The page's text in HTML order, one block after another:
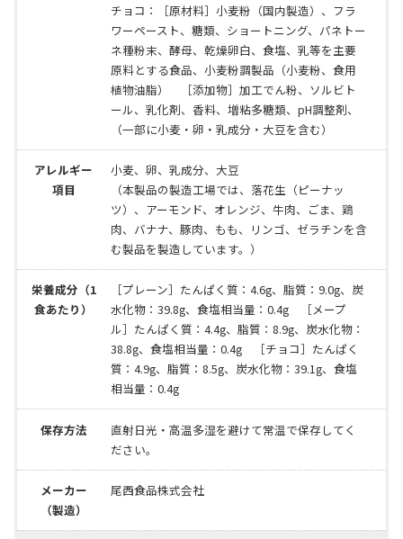
チョコ：［原材料］小麦粉（国内製造）、フラ
ワーペースト、糖類、ショートニング、パネトー
ネ種粉末、酵母、乾燥卵白、食塩、乳等を主要
原料とする食品、小麦粉調製品（小麦粉、食用
植物油脂） ［添加物］加工でん粉、ソルビト
ール、乳化剤、香料、増粘多糖類、pH調整剤、
（一部に小麦・卵・乳成分・大豆を含む）
アレルギー
項目
小麦、卵、乳成分、大豆
（本製品の製造工場では、落花生（ピーナッ
ツ）、アーモンド、オレンジ、牛肉、ごま、鶏
肉、バナナ、豚肉、もも、リンゴ、ゼラチンを含
む製品を製造しています。）
栄養成分（1
食あたり）
［プレーン］たんぱく質：4.6g、脂質：9.0g、炭
水化物：39.8g、食塩相当量：0.4g ［メープ
ル］たんぱく質：4.4g、脂質：8.9g、炭水化物：
38.8g、食塩相当量：0.4g ［チョコ］たんぱく
質：4.9g、脂質：8.5g、炭水化物：39.1g、食塩
相当量：0.4g
保存方法
直射日光・高温多湿を避けて常温で保存してく
ださい。
メーカー
（製造）
尾西食品株式会社